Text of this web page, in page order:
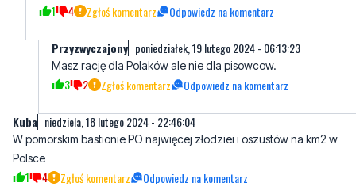
Masz rację dla Polaków ale nie dla pisowcow.
niedziela, 18 lutego 2024 - 22:46:04
W pomorskim bastionie PO najwięcej złodziei i oszustów na km2 w
1 4 Zgłoś komentarz Odpowiedz na komentarz
poniedziałek, 19 lutego 2024 - 04:35:35
Bieg Walentynkowy, ale dyskusja o Tusku, pisie itd. To już się do